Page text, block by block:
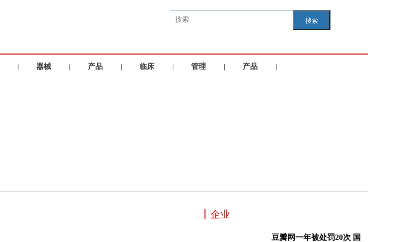
搜索
| 器械 | 产品 | 临床 | 管理 | 产品 |
企业
豆瓣网一年被处罚20次 国